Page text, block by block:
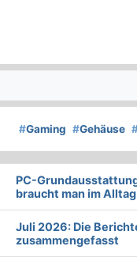
#Gaming #Gehäuse
PC-
braucht man im
Juli 2026: Die
zusammengefasst